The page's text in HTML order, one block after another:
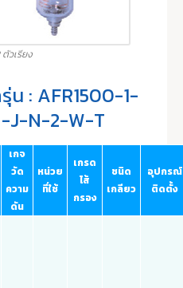
วเรียง
น : AFR1500-1-
J-N-2-W-T
เกจ
วัด
ความ
ดัน
หน่วย
ที่ใช้
เกรด
ไส้
กรอง
ชนิด
เกลียว
อุปกรณ์
ติดตั้ง